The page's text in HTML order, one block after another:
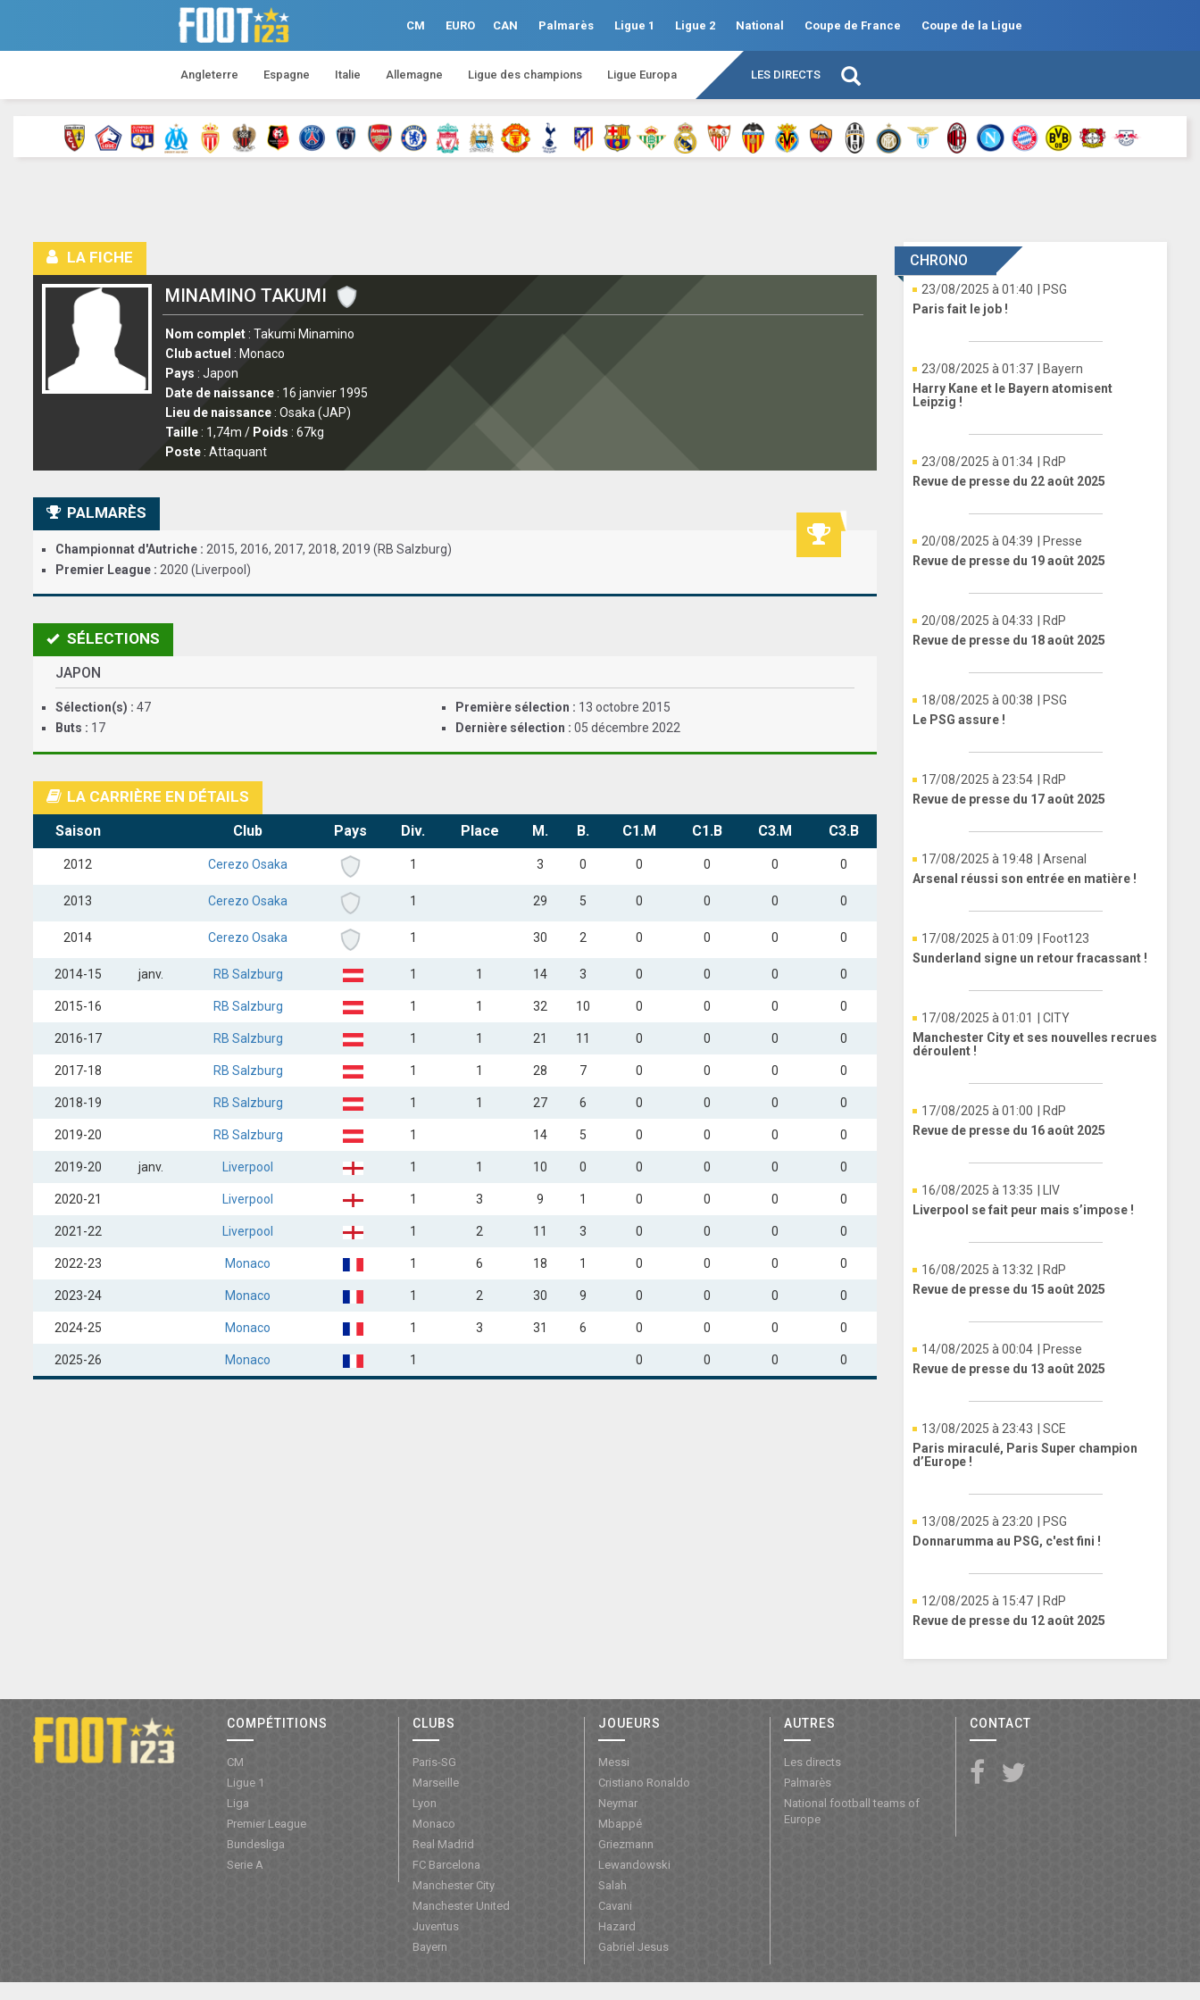
CM EURO CAN Palmarès Ligue 1 Ligue 2 National Coupe de France Coupe de la Ligue
Angleterre Espagne Italie Allemagne Ligue des champions Ligue Europa LES DIRECTS
LA FICHE
MINAMINO TAKUMI
Nom complet : Takumi Minamino
Club actuel : Monaco
Pays : Japon
Date de naissance: 16 janvier 1995
Lieu de naissance: Osaka (JAP)
Taille: 1,74m / Poids : 67kg
Poste: Attaquant
PALMARÈS
Championnat d'Autriche : 2015, 2016, 2017, 2018, 2019 (RB Salzburg)
Premier League : 2020 (Liverpool)
SÉLECTIONS
JAPON
Sélection(s) : 47
Buts : 17
Première sélection : 13 octobre 2015
Dernière sélection : 05 décembre 2022
LA CARRIÈRE EN DÉTAILS
Saison Club Pays Div. Place M. B. C1.M C1.B C3.M C3.B
2012 Cerezo Osaka 1 3 0 0 0 0 0
2013 Cerezo Osaka 1 29 5 0 0 0 0
2014 Cerezo Osaka 1 30 2 0 0 0 0
2014-15 janv. RB Salzburg 1 1 14 3 0 0 0 0
2015-16 RB Salzburg 1 1 32 10 0 0 0 0
2016-17 RB Salzburg 1 1 21 11 0 0 0 0
2017-18 RB Salzburg 1 1 28 7 0 0 0 0
2018-19 RB Salzburg 1 1 27 6 0 0 0 0
2019-20 RB Salzburg 1 14 5 0 0 0 0
2019-20 janv. Liverpool 1 1 10 0 0 0 0 0
2020-21 Liverpool 1 3 9 1 0 0 0 0
2021-22 Liverpool 1 2 11 3 0 0 0 0
2022-23 Monaco 1 6 18 1 0 0 0 0
2023-24 Monaco 1 2 30 9 0 0 0 0
2024-25 Monaco 1 3 31 6 0 0 0 0
2025-26 Monaco 1 0 0 0 0
CHRONO
23/08/2025 à 01:40
| PSG
Paris fait le job !
23/08/2025 à 01:37
| Bayern
Harry Kane et le Bayern atomisent
Leipzig !
23/08/2025 à 01:34
| RdP
Revue de presse du 22 août 2025
20/08/2025 à 04:39
| Presse
Revue de presse du 19 août 2025
20/08/2025 à 04:33
| RdP
Revue de presse du 18 août 2025
18/08/2025 à 00:38
| PSG
Le PSG assure !
17/08/2025 à 23:54
| RdP
Revue de presse du 17 août 2025
17/08/2025 à 19:48
| Arsenal
Arsenal réussi son entrée en matière !
17/08/2025 à 01:09
| Foot123
Sunderland signe un retour fracassant !
17/08/2025 à 01:01
| CITY
Manchester City et ses nouvelles recrues
déroulent !
17/08/2025 à 01:00
| RdP
Revue de presse du 16 août 2025
16/08/2025 à 13:35
| LIV
Liverpool se fait peur mais s’impose !
16/08/2025 à 13:32
| RdP
Revue de presse du 15 août 2025
14/08/2025 à 00:04
| Presse
Revue de presse du 13 août 2025
13/08/2025 à 23:43
| SCE
Paris miraculé, Paris Super champion
d’Europe !
13/08/2025 à 23:20
| PSG
Donnarumma au PSG, c'est fini !
12/08/2025 à 15:47
| RdP
Revue de presse du 12 août 2025
COMPÉTITIONS
CM
Ligue 1
Liga
Premier League
Bundesliga
Serie A
CLUBS
Paris-SG
Marseille
Lyon
Monaco
Real Madrid
FC Barcelona
Manchester City
Manchester United
Juventus
Bayern
JOUEURS
Messi
Cristiano Ronaldo
Neymar
Mbappé
Griezmann
Lewandowski
Salah
Cavani
Hazard
Gabriel Jesus
AUTRES
Les directs
Palmarès
National football teams of
Europe
CONTACT